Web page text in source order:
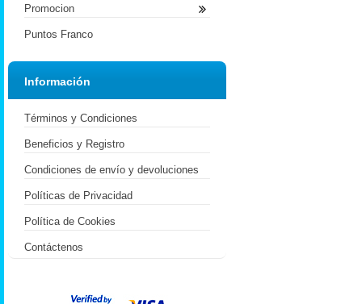
Promocion
Puntos Franco
Información
Términos y Condiciones
Beneficios y Registro
Condiciones de envío y devoluciones
Políticas de Privacidad
Política de Cookies
Contáctenos